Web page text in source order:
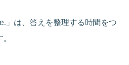
」は、答えを整理する時間をつ